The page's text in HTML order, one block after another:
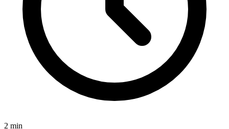
2 min